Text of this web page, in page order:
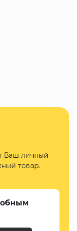
Ваш личный
товар.